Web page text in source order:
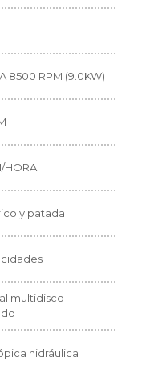
A 8500 RPM (9.0KW)
HORA
y patada
multidisco
hidráulica